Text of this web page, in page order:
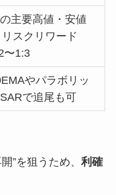
主要高値・安値
スクリワード
〜1:3
やパラボリッ
で追尾も可
”を狙うため、 利確